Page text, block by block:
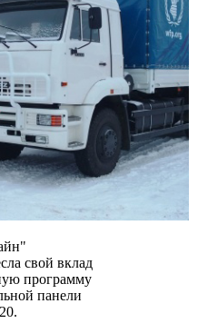
свой вклад
программу
панели